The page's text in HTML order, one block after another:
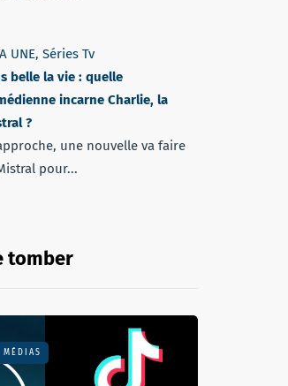
UNE, Séries Tv
belle la vie : quelle
incarne Charlie, la
?
une nouvelle va faire
pour...
tomber
MÉDIAS